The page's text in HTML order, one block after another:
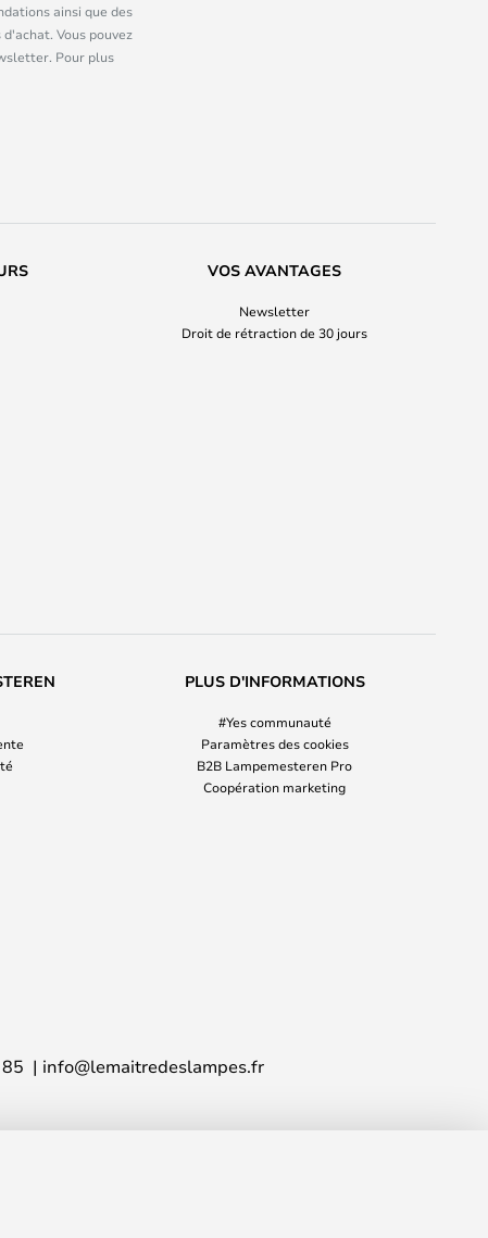
ainsi que des
Vous pouvez
Pour plus
VOS AVANTAGES
Newsletter
Droit de rétraction de 30 jours
PLUS D'INFORMATIONS
#Yes communauté
Paramètres des cookies
B2B Lampemesteren Pro
Coopération marketing
info@lemaitredeslampes.fr